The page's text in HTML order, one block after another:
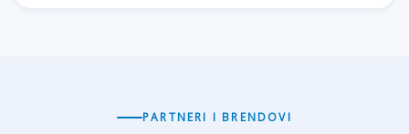
PARTNERI I BRENDOVI